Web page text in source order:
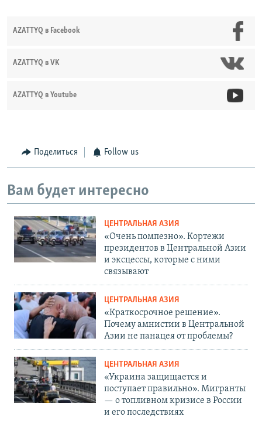
AZATTYQ в Facebook
AZATTYQ в VK
AZATTYQ в Youtube
Поделиться Follow us
Вам будет интересно
ЦЕНТРАЛЬНАЯ АЗИЯ
«Очень помпезно». Кортежи
президентов в Центральной Азии
и эксцессы, которые с ними
связывают
ЦЕНТРАЛЬНАЯ АЗИЯ
«Краткосрочное решение».
Почему амнистии в Центральной
Азии не панацея от проблемы?
ЦЕНТРАЛЬНАЯ АЗИЯ
«Украина защищается и
поступает правильно». Мигранты
— о топливном кризисе в России
и его последствиях